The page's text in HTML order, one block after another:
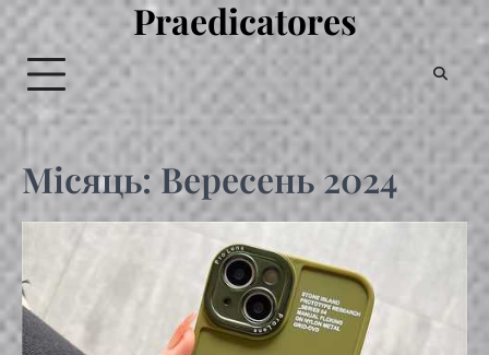
Перейти
вмісту
Praedicatores
Місяць:Вересень 2024